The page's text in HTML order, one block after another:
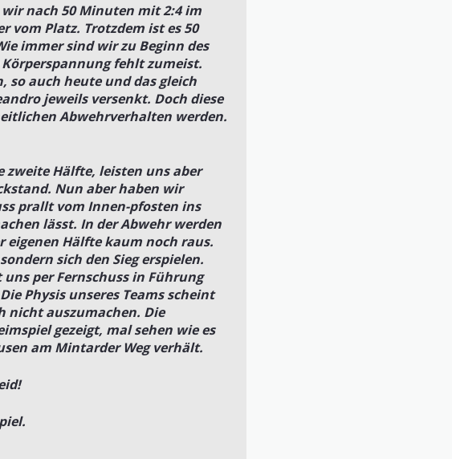
nach 50 Minuten mit 2:4 im
vom Platz. Trotzdem ist es 50
immer sind wir zu Beginn des
fehlt zumeist.
so auch heute und das gleich
jeweils versenkt. Doch diese
Abwehrverhalten werden.
zweite Hälfte, leisten uns aber
Nun aber haben wir
prallt vom Innen-pfosten ins
lässt. In der Abwehr werden
Hälfte kaum noch raus.
sich den Sieg erspielen.
per Fernschuss in Führung
Physis unseres Teams scheint
nicht auszumachen. Die
gezeigt, mal sehen wie es
am Mintarder Weg verhält.